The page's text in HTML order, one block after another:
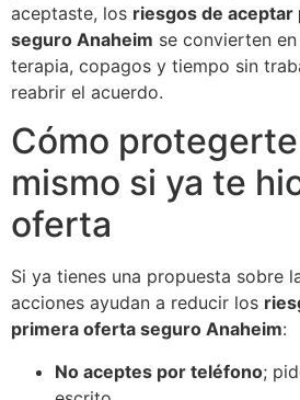
aceptaste, los riesgos de
seguro Anaheim se convierten
terapia, copagos y tiempo sin
reabrir el acuerdo.
Cómo
mismo si ya te
oferta
Si ya tienes una propuesta sobre
acciones ayudan a reducir los
primera oferta seguro Anaheim:
No aceptes por teléfono;